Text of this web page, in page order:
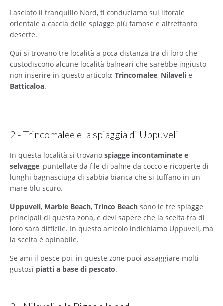
Lasciato il tranquillo Nord, ti conduciamo sul litorale
orientale a caccia delle spiagge più famose e altrettanto
deserte.
Qui si trovano tre località a poca distanza tra di loro che
custodiscono alcune località balneari che sarebbe ingiusto
non inserire in questo articolo: Trincomalee, Nilaveli e
Batticaloa.
2 - Trincomalee e la spiaggia di Uppuveli
In questa località si trovano spiagge incontaminate e
selvagge, puntellate da file di palme da cocco e ricoperte di
lunghi bagnasciuga di sabbia bianca che si tuffano in un
mare blu scuro.
Uppuveli, Marble Beach, Trinco Beach sono le tre spiagge
principali di questa zona, e devi sapere che la scelta tra di
loro sarà difficile. In questo articolo indichiamo Uppuveli, ma
la scelta è opinabile.
Se ami il pesce poi, in queste zone puoi assaggiare molti
gustosi piatti a base di pescato.